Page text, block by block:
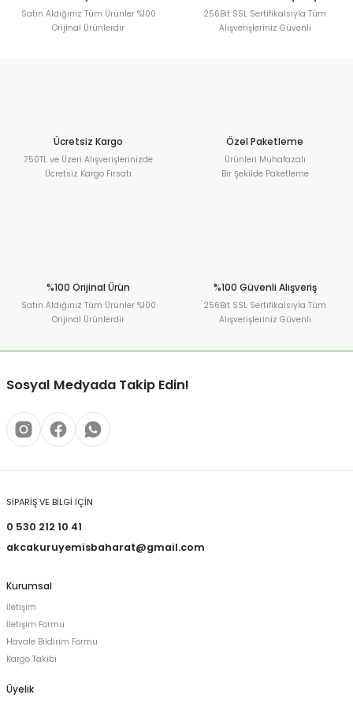
Satın Aldığınız Tüm Ürünler %100
Orijinal Ürünlerdir
256Bit SSL Sertifikalsıyla Tüm
Alışverişleriniz Güvenli
Ücretsiz Kargo
750TL ve Üzeri Alışverişlerinizde
Ücretsiz Kargo Fırsatı
Özel Paketleme
Ürünleri Muhafazalı
Bir Şekilde Paketleme
%100 Orijinal Ürün
Satın Aldığınız Tüm Ürünler %100
Orijinal Ürünlerdir
%100 Güvenli Alışveriş
256Bit SSL Sertifikalsıyla Tüm
Alışverişleriniz Güvenli
Sosyal Medyada Takip Edin!
SİPARİŞ VE BİLGİ İÇİN
0 530 212 10 41
akcakuruyemisbaharat@gmail.com
Kurumsal
İletişim
İletişim Formu
Havale Bildirim Formu
Kargo Takibi
Üyelik